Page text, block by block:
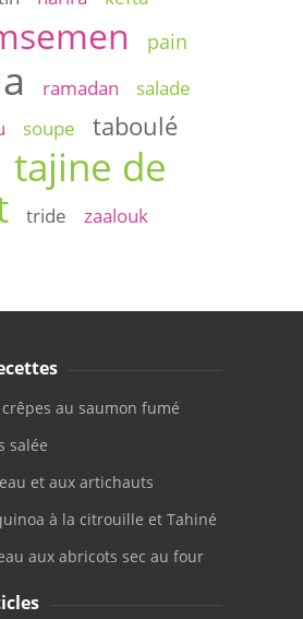
pain
ramadan
salade
soupe taboulé
tajine de
tride
zaalouk
au saumon fumé
salée
et aux artichauts
à la citrouille et Tahiné
aux abricots sec au four